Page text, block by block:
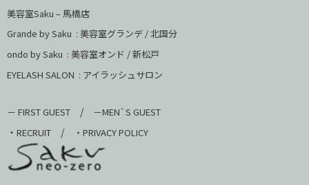
美容室Saku – 馬橋店
Grande by Saku : 美容室グランデ / 北国分
ondo by Saku : 美容室オンド / 新松戸
EYELASH SALON : アイラッシュサロン
－ FIRST GUEST / －MEN`S GUEST
・ RECRUIT / ・PRIVACY POLICY